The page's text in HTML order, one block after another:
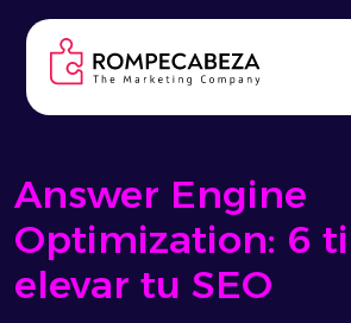
content
Answer Engine
Optimization: 6
elevar tu SEO